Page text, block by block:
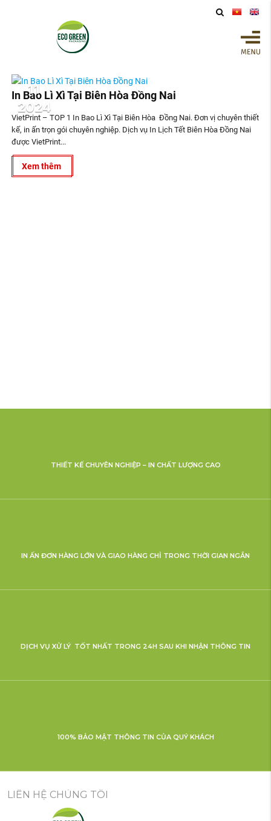
In Bao Lì Xì Tại Biên Hòa Đồng Nai
VietPrint – TOP 1 In Bao Lì Xì Tại Biên Hòa Đồng Nai. Đơn vị chuyên thiết
kế, in ấn trọn gói chuyên nghiệp. Dịch vụ In Lịch Tết Biên Hòa Đồng Nai
được VietPrint...
Xem thêm
11
2024
THIẾT KẾ CHUYÊN NGHIỆP – IN CHẤT LƯỢNG CAO
IN ẤN ĐƠN HÀNG LỚN VÀ GIAO HÀNG CHỈ TRONG THỜI GIAN NGẮN
DỊCH VỤ XỬ LÝ TỐT NHẤT TRONG 24H SAU KHI NHẬN THÔNG TIN
100% BẢO MẬT THÔNG TIN CỦA QUÝ KHÁCH
LIÊN HỆ CHÚNG TÔI